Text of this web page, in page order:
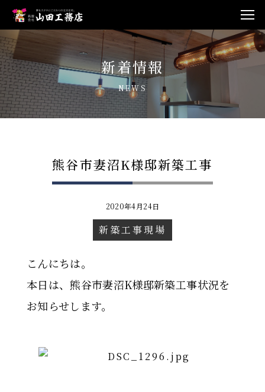
新着情報
NEWS
熊谷市妻沼K様邸新築工事
2020年4月24日
新築工事現場
こんにちは。
本日は、熊谷市妻沼K様邸新築工事状況を
お知らせします。